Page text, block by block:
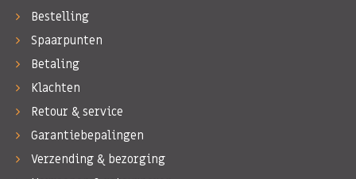
Bestelling
Spaarpunten
Betaling
Klachten
Retour & service
Garantiebepalingen
Verzending & bezorging